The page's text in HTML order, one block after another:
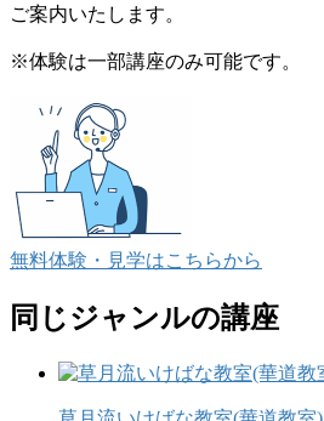
ご案内いたします。
※体験は一部講座のみ可能です。
無料体験・見学はこちらから
同じジャンルの講座